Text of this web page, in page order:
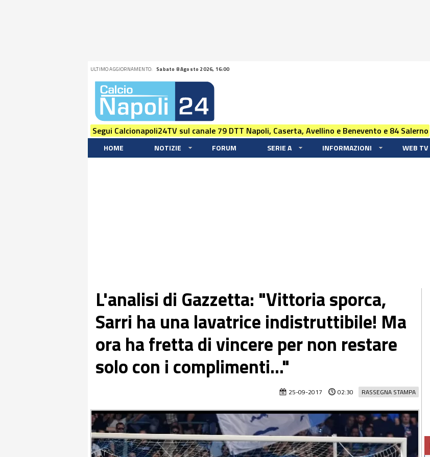
ULTIMO AGGIORNAMENTO: Sabato 8 Agosto 2026, 16:00
Segui Calcionapoli24TV sul canale 79 DTT Napoli, Caserta, Avellino e Benevento e 84 Salerno
HOME NOTIZIE FORUM SERIE A INFORMAZIONI WEB TV
L'analisi di Gazzetta: "Vittoria sporca,
Sarri ha una lavatrice indistruttibile! Ma
ora ha fretta di vincere per non restare
solo con i complimenti..."
RASSEGNA STAMPA
25-09-2017 02:30